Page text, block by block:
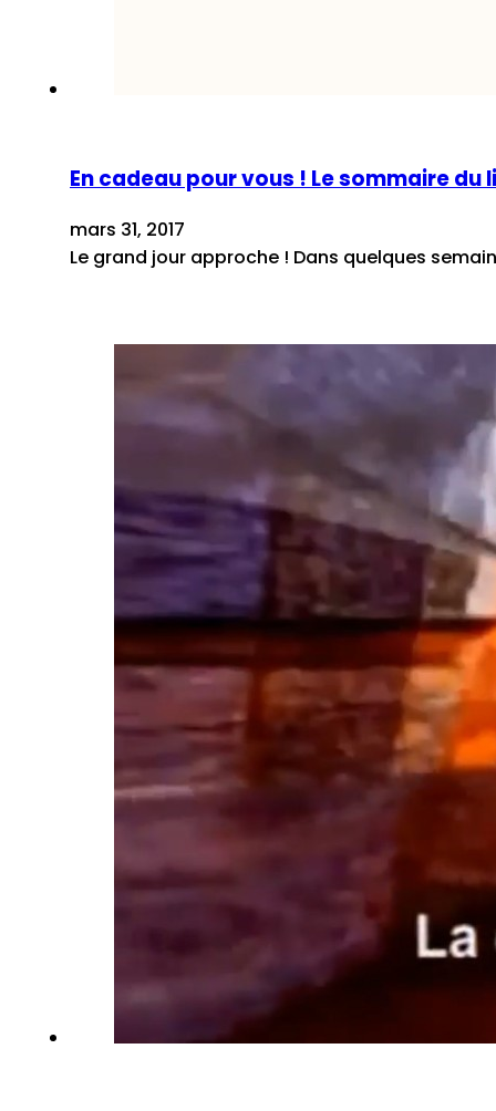
En cadeau pour vous ! Le sommaire du
mars 31, 2017
Le grand jour approche ! Dans quelques